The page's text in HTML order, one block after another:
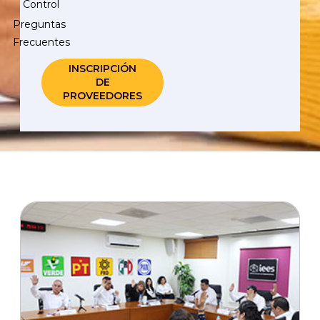
Control
Preguntas
Frecuentes
INSCRIPCIÓN
DE
PROVEEDORES